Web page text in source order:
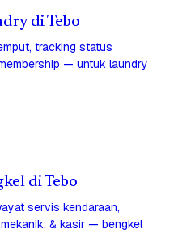
di Tebo
tracking status
— untuk laundry
di Tebo
servis kendaraan,
& kasir — bengkel